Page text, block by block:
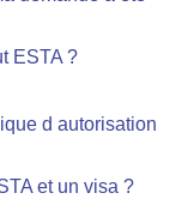
ESTA ?
d autorisation
et un visa ?